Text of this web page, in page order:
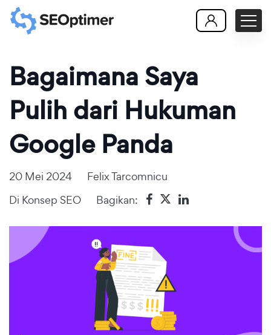
Bagaimana Saya
Pulih dari Hukuman
Google Panda
20 Mei 2024
Felix Tarcomnicu
Di Konsep SEO Bagikan: